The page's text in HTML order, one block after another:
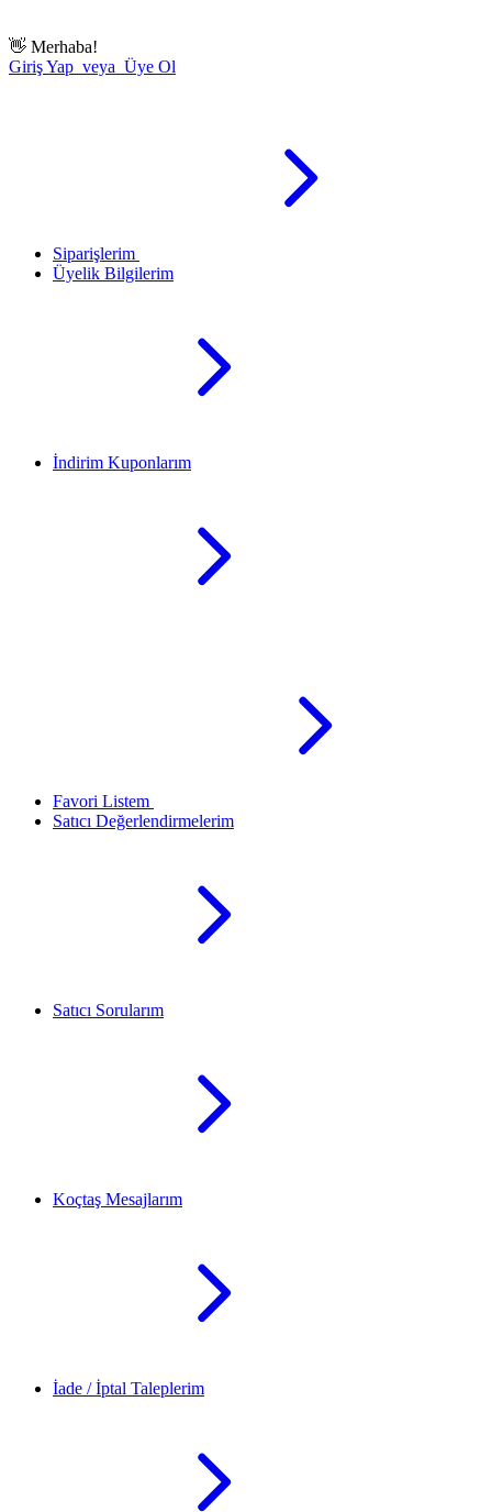
👋 Merhaba!
Giriş Yap veya Üye Ol
Siparişlerim
Üyelik Bilgilerim
İndirim Kuponlarım
Favori Listem
Satıcı Değerlendirmelerim
Satıcı Sorularım
Koçtaş Mesajlarım
İade / İptal Taleplerim